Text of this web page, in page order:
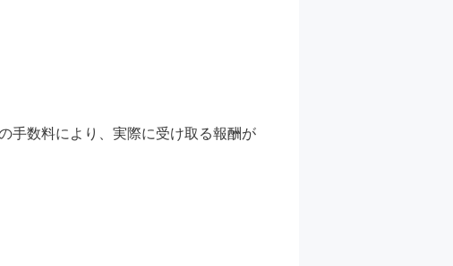
手数料により、実際に受け取る報酬が